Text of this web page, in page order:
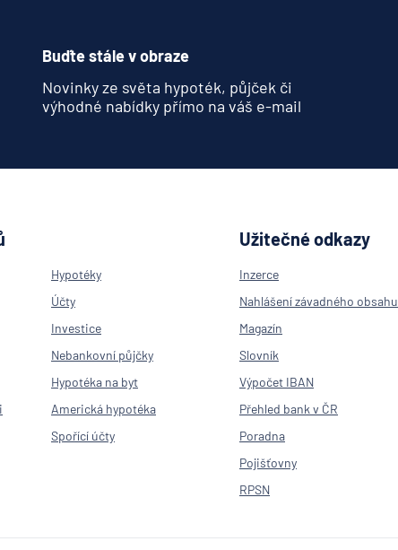
Buďte stále v obraze
Novinky ze světa hypoték, půjček či
výhodné nabídky přímo na váš e-mail
Hypotéky
Účty
Investice
Nebankovní půjčky
Hypotéka na byt
Americká hypotéka
Spořící účty
Užitečné odkazy
Inzerce
Nahlášení závadného obsahu
Magazín
Slovník
Výpočet IBAN
Přehled bank v ČR
Poradna
Pojišťovny
RPSN